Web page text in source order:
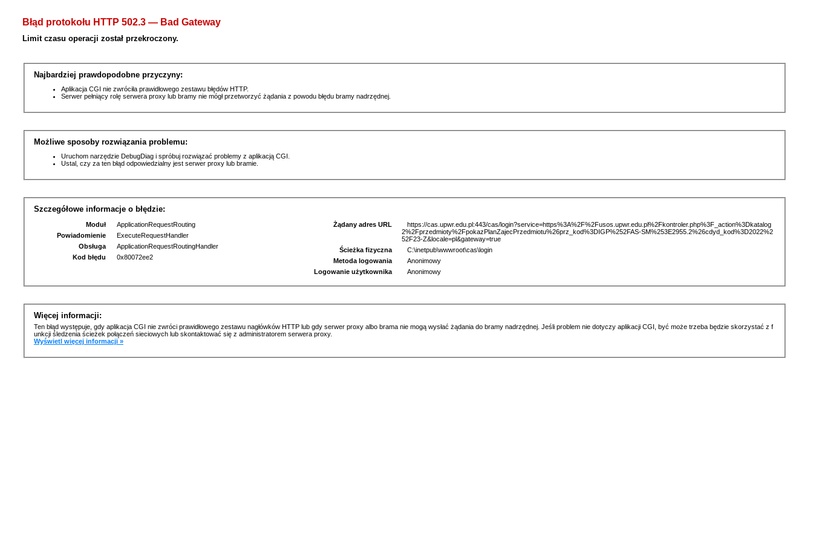
Błąd protokołu HTTP 502.3 — Bad Gateway
Limit czasu operacji został przekroczony.
Najbardziej prawdopodobne przyczyny:
Aplikacja CGI nie zwróciła prawidłowego zestawu błędów HTTP.
Serwer pełniący rolę serwera proxy lub bramy nie mógł przetworzyć żądania z powodu błędu bramy nadrzędnej.
Możliwe sposoby rozwiązania problemu:
Uruchom narzędzie DebugDiag i spróbuj rozwiązać problemy z aplikacją CGI.
Ustal, czy za ten błąd odpowiedzialny jest serwer proxy lub bramie.
Szczegółowe informacje o błędzie:
Moduł
ApplicationRequestRouting
Powiadomienie
ExecuteRequestHandler
Obsługa
ApplicationRequestRoutingHandler
Kod błędu
0x80072ee2
Żądany adres URL
https://cas.upwr.edu.pl:443/cas/login?service=https%3A%2F%2Fusos.upwr.edu.pl%2Fkontroler.php%3F_action%3Dkatalog
2%2Fprzedmioty%2FpokazPlanZajecPrzedmiotu%26prz_kod%3DIGP%252FAS-SM%253E2955.2%26cdyd_kod%3D2022%2
52F23-Z&locale=pl&gateway=true
Ścieżka fizyczna
C:\inetpub\wwwroot\cas\login
Metoda logowania
Anonimowy
Logowanie użytkownika
Anonimowy
Więcej informacji:
Ten błąd występuje, gdy aplikacja CGI nie zwróci prawidłowego zestawu nagłówków HTTP lub gdy serwer proxy albo brama nie mogą wysłać żądania do bramy nadrzędnej. Jeśli problem nie dotyczy aplikacji CGI, być może trzeba będzie skorzystać z f
unkcji śledzenia ścieżek połączeń sieciowych lub skontaktować się z administratorem serwera proxy.
Wyświetl więcej informacji »